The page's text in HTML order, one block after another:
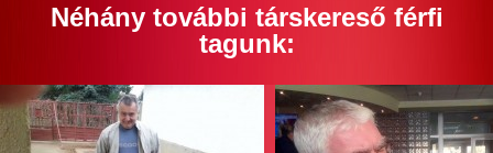
Néhány további társkereső férfi
tagunk: